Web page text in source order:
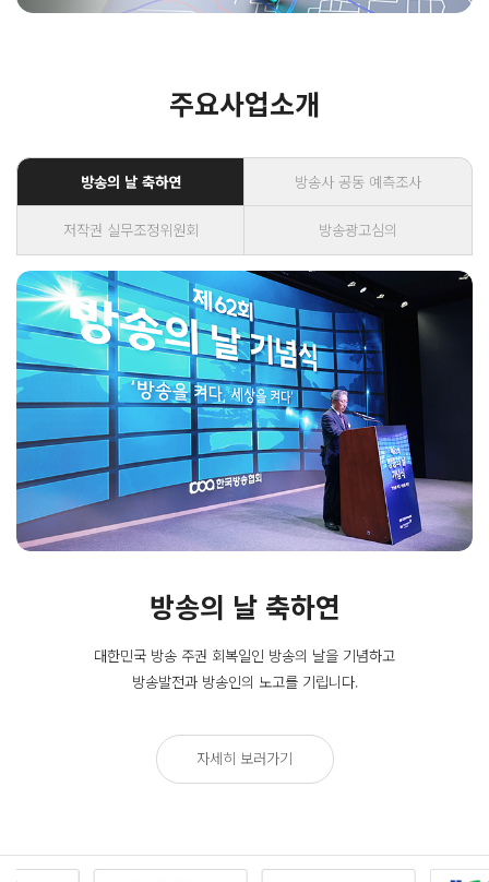
주요사업소개
방송의 날 축하연 방송사 공동 예측조사
저작권 실무조정위원회 방송광고심의
방송의 날 축하연
대한민국 방송 주권 회복일인 방송의 날을 기념하고
방송발전과 방송인의 노고를 기립니다.
자세히 보러가기